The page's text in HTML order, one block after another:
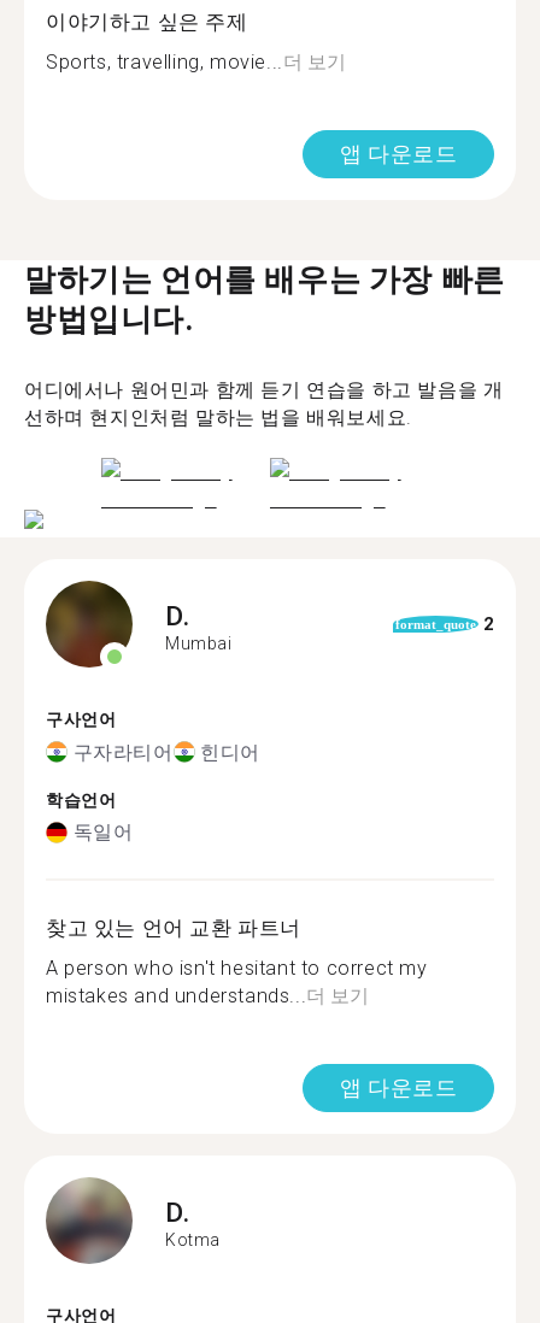
이야기하고 싶은 주제
Sports, travelling, movie... 더 보기
앱 다운로드
말하기는 언어를 배우는 가장 빠른
방법입니다.
어디에서나 원어민과 함께 듣기 연습을 하고 발음을 개
선하며 현지인처럼 말하는 법을 배워보세요.
D.
Mumbai
format_quote 2
구사언어
구자라티어 힌디어
학습언어
독일어
찾고 있는 언어 교환 파트너
A person who isn't hesitant to correct my
mistakes and understands...더 보기
앱 다운로드
D.
Kotma
구사언어